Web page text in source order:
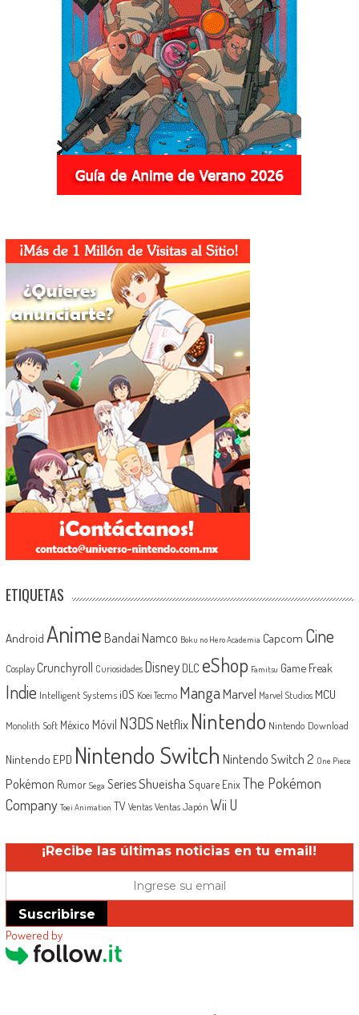
ETIQUETAS
Android Anime Bandai Namco Boku no Hero Academia Capcom Cine
Cosplay Crunchyroll Curiosidades Disney DLC eShop Famitsu Game Freak
Indie Intelligent Systems iOS Koei Tecmo MangaMarvel Marvel Studios MCU
Monolith Soft México Móvil N3DSNetflix Nintendo Nintendo Download
Nintendo EPD Nintendo Switch Nintendo Switch 2 One Piece
Pokémon Rumor Sega SeriesShueisha Square EnixThe Pokémon
Company Toei Animation TV Ventas Ventas Japón Wii U
¡Recibe las últimas noticias en tu email!
Suscribirse
Powered by